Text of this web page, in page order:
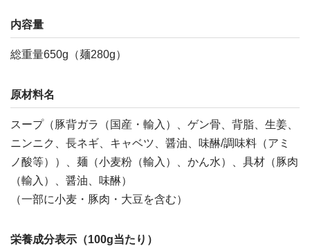
内容量
総重量650g（麺280g）
原材料名
スープ（豚背ガラ（国産・輸入）、ゲン骨、背脂、生姜、
ニンニク、長ネギ、キャベツ、醤油、味醂/調味料（アミ
ノ酸等））、麺（小麦粉（輸入）、かん水）、具材（豚肉
（輸入）、醤油、味醂）
（一部に小麦・豚肉・大豆を含む）
栄養成分表示（100g当たり）